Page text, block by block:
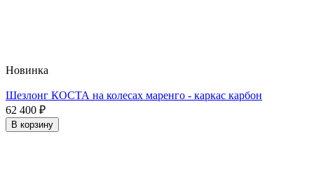
Новинка
Шезлонг КОСТА на колесах маренго - каркас карбон
62 400 ₽
В корзину